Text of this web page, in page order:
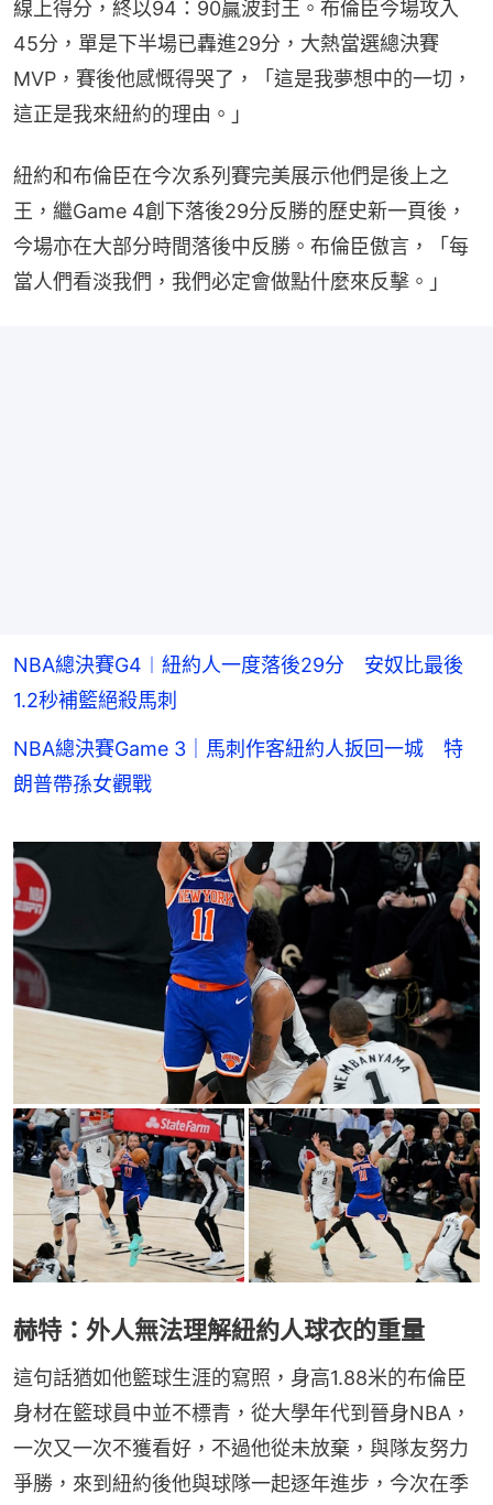
線上得分，終以94：90贏波封王。布倫臣今場攻入
45分，單是下半場已轟進29分，大熱當選總決賽
MVP，賽後他感慨得哭了，「這是我夢想中的一切，
這正是我來紐約的理由。」
紐約和布倫臣在今次系列賽完美展示他們是後上之
王，繼Game 4創下落後29分反勝的歷史新一頁後，
今場亦在大部分時間落後中反勝。布倫臣傲言，「每
當人們看淡我們，我們必定會做點什麼來反擊。」
NBA總決賽G4︱紐約人一度落後29分 安奴比最後
1.2秒補籃絕殺馬刺
NBA總決賽Game 3｜馬刺作客紐約人扳回一城 特
朗普帶孫女觀戰
赫特：外人無法理解紐約人球衣的重量
這句話猶如他籃球生涯的寫照，身高1.88米的布倫臣
身材在籃球員中並不標青，從大學年代到晉身NBA，
一次又一次不獲看好，不過他從未放棄，與隊友努力
爭勝，來到紐約後他與球隊一起逐年進步，今次在季